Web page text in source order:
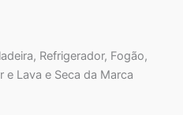
Refrigerador, Fogão,
e Lava e Seca da Marca